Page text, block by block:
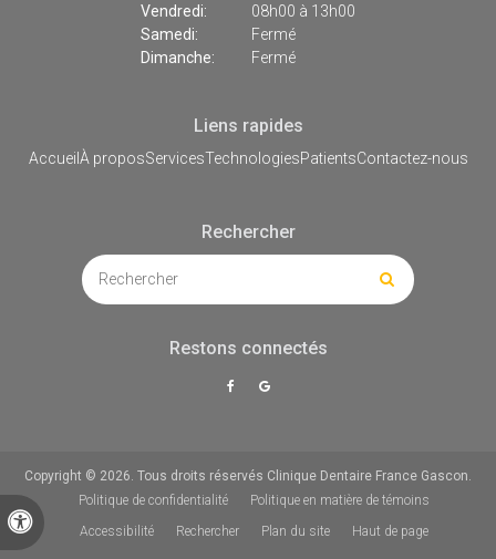
Version accessible
Vendredi:
08h00 à 13h00
Samedi:
Fermé
Dimanche:
Fermé
Liens rapides
Accueil À proposServicesTechnologiesPatientsContactez-nous
Rechercher
Rechercher
Rechercher
Restons connectés
Copyright © 2026. Tous droits réservés Clinique Dentaire France Gascon
Politique de confidentialité
Politique en matière de témoins
Accessibilité
Rechercher Plan du site Haut de page